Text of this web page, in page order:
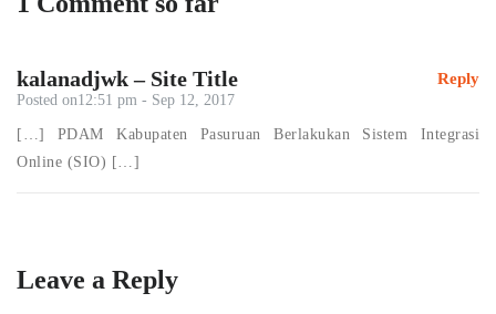
Reply
kalanadjwk – Site Title
Posted on12:51 pm - Sep 12, 2017
[…] PDAM Kabupaten Pasuruan Berlakukan Sistem Integrasi
Online (SIO) […]
Leave a Reply